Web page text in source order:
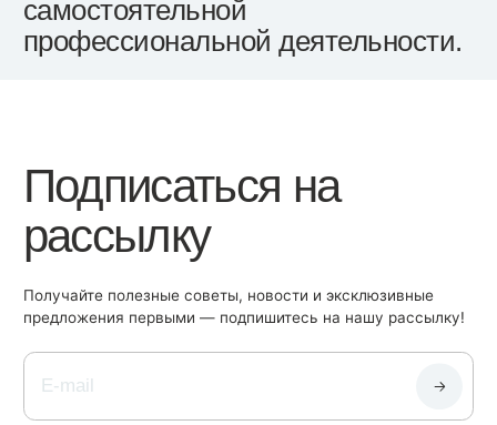
самостоятельной
профессиональной деятельности.
Подписаться на
рассылку
Получайте полезные советы, новости и эксклюзивные
предложения первыми — подпишитесь на нашу рассылку!